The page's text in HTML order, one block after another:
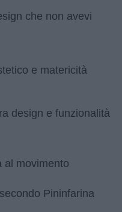
che non avevi
e matericità
design e funzionalità
al movimento
Pininfarina